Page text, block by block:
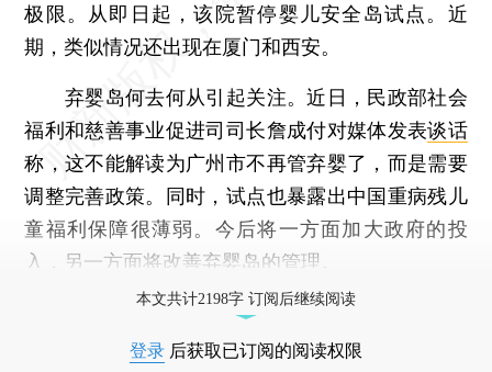
极限。从即日起，该院暂停婴儿安全岛试点。近
期，类似情况还出现在厦门和西安。
弃婴岛何去何从引起关注。近日，民政部社会
福利和慈善事业促进司司长詹成付对媒体发表谈话
称，这不能解读为广州市不再管弃婴了，而是需要
调整完善政策。同时，试点也暴露出中国重病残儿
童福利保障很薄弱。今后将一方面加大政府的投
入，另一方面将改善弃婴岛的管理。
本文共计2198字 订阅后继续阅读
登录 后获取已订阅的阅读权限